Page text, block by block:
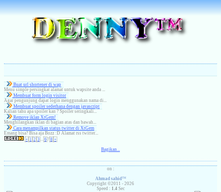
Buat url shortener di wap
Menu simple persingkat alamat untuk wapsite anda ...
Membuat form login visitor
Agar pengunjung dapat login menggunakan nama di...
Membuat spoiler sederhana dengan javascript
Kalian tahu apa spoiler kan ? Spoiler seringkali...
Remove iklan XtGem!
Menghilangkan iklan di bagian atas dan bawah...
Cara menampilkan status twitter di XtGem
Emang bisa? Bisa aja Bozz :D Alamat rss twitter...
« 1 2 3 ... 6 7 8 »
Bagikan...
on :
Ahmad sahid ™
Copyright ©2011 - 2026
Speed : 1.4Sec